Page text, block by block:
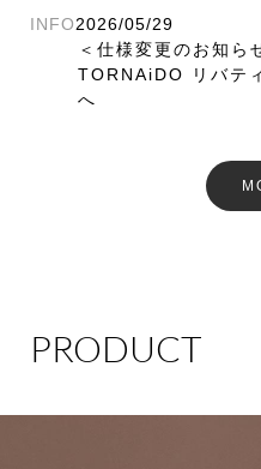
INFO2026/05/29
＜仕様変更のお知ら
TORNAiDO リバテ
へ
PRODUCT